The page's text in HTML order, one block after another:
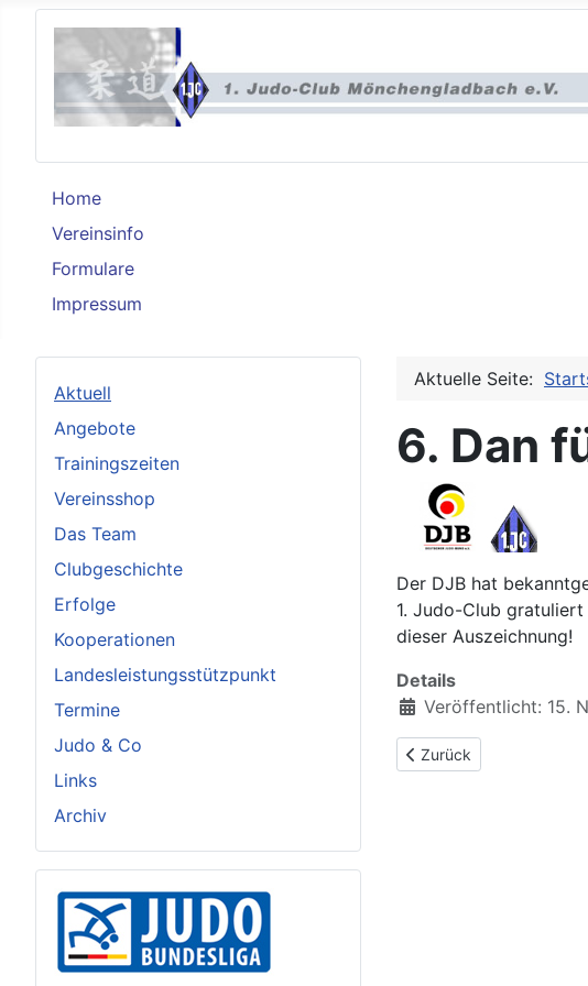
Home
Vereinsinfo
Formulare
Impressum
Aktuell
Angebote
Trainingszeiten
Vereinsshop
Das Team
Clubgeschichte
Erfolge
Kooperationen
Landesleistungsstützpunkt
Termine
Judo & Co
Links
Archiv
Aktuelle Seite:
6. Dan
Der DJB hat
1. Judo-Club
dieser Auszeichnung!
Details
Veröffentlicht: 15.
Vorheriger Beitrag:
Zurück